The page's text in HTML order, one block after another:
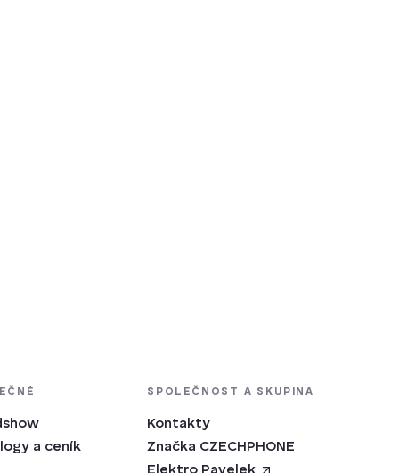
a ceník
SPOLEČNOST A SKUPINA
Kontakty
Značka CZECHPHONE